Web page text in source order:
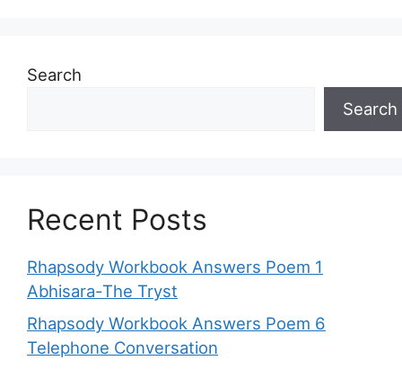
Search
Search
Recent Posts
Rhapsody Workbook Answers Poem 1
Abhisara-The Tryst
Rhapsody Workbook Answers Poem 6
Telephone Conversation